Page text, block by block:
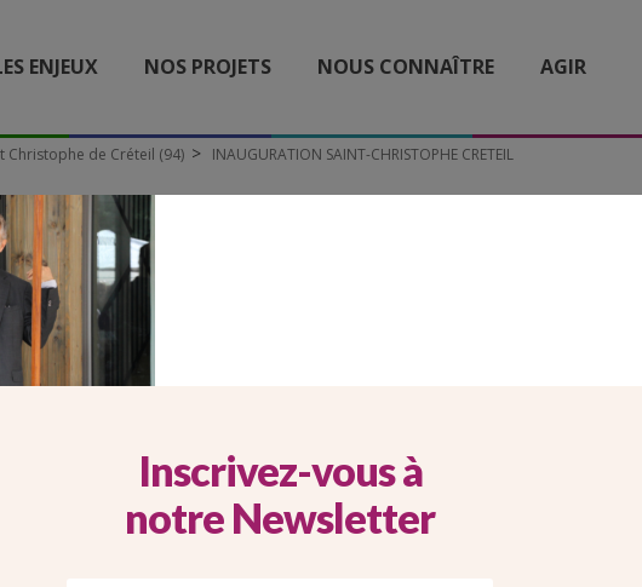
ENJEUX NOS PROJETS NOUS CONNAÎTRE AGIR
Christophe de Créteil (94) INAUGURATION SAINT-CHRISTOPHE CRETEIL
SAINT-CHRISTOPHE
Inscrivez-vous à
notre Newsletter